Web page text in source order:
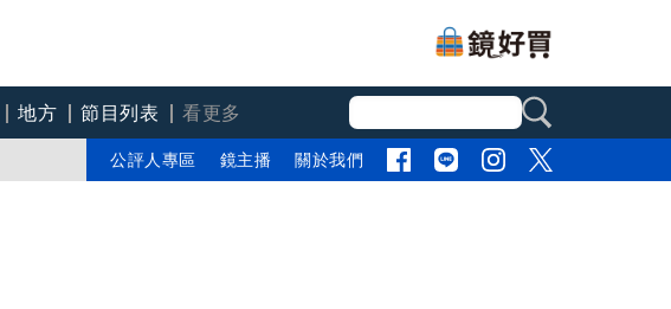
地方 節目列表
看更多
公評人專區 鏡主播 關於我們